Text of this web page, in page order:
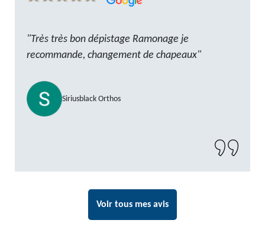
"Très très bon dépistage Ramonage je
recommande, changement de chapeaux"
Siriusblack Orthos
Voir tous mes avis